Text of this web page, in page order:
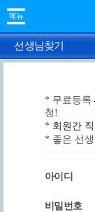
선생님찾기
* 무료등
청!
* 회원간
* 좋은 선
아이디
비밀번호